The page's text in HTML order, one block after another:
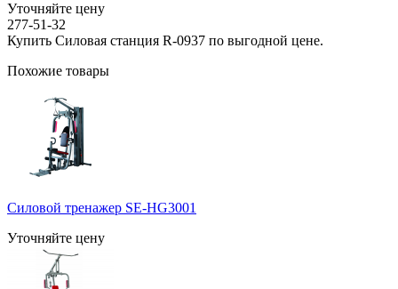
Уточняйте цену
277-51-32
Купить Силовая станция R-0937 по выгодной цене.
Похожие товары
Силовой тренажер SE-HG3001
Уточняйте цену